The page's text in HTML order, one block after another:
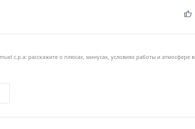
thumb_up
c.p.a: расскажите о плюсах, минусах, условиях работы и атмосфере в